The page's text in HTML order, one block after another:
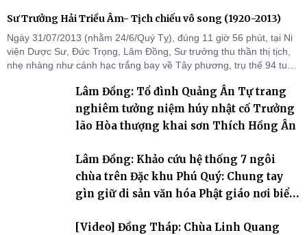
Sư Trưởng Hải Triều Âm- Tịch chiếu vô song (1920-2013)
Ngày 31/07/2013 (nhằm 24/6/Quý Tỵ), đúng 11 giờ 56 phút, tại Ni
viện Dược Sư, Đức Trọng, Lâm Đồng, Sư trưởng thu thần thị tịch,
nhẹ nhàng như cánh hạc trắng bay về Tây phương, trụ thế 94 tuổi
Lâm Đồng: Tổ đình Quảng Ân Tự trang
nghiêm tưởng niệm húy nhật cố Trưởng
lão Hòa thượng khai sơn Thích Hồng Ân
Lâm Đồng: Khảo cứu hệ thống 7 ngôi
chùa trên Đặc khu Phú Quý: Chung tay
gìn giữ di sản văn hóa Phật giáo nơi biển
[Video] Đồng Tháp: Chùa Linh Quang